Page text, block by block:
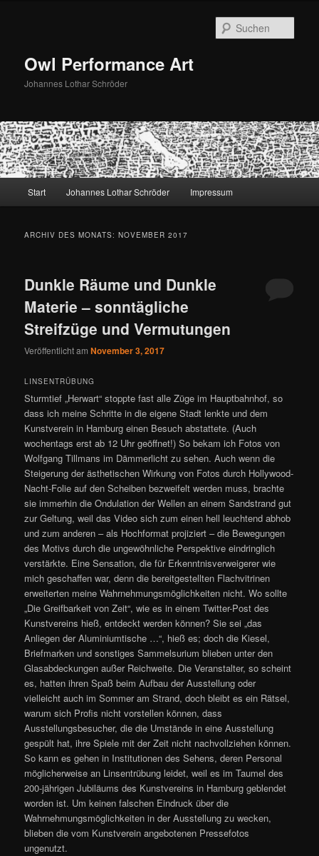
Owl Performance Art
Johannes Lothar Schröder
Start Johannes Lothar Schröder Impressum
ARCHIV DES MONATS:NOVEMBER 2017
Dunkle Räume und Dunkle
Materie – sonntägliche
Streifzüge und Vermutungen
Veröffentlicht amNovember 3, 2017
LINSENTRÜBUNG
Sturmtief „Herwart“ stoppte fast alle Züge im Hauptbahnhof, so
dass ich meine Schritte in die eigene Stadt lenkte und dem
Kunstverein in Hamburg einen Besuch abstattete. (Auch
wochentags erst ab 12 Uhr geöffnet!) So bekam ich Fotos von
Wolfgang Tillmans im Dämmerlicht zu sehen. Auch wenn die
Steigerung der ästhetischen Wirkung von Fotos durch Hollywood-
Nacht-Folie auf den Scheiben bezweifelt werden muss, brachte
sie immerhin die Ondulation der Wellen an einem Sandstrand gut
zur Geltung, weil das Video sich zum einen hell leuchtend abhob
und zum anderen – als Hochformat projiziert – die Bewegungen
des Motivs durch die ungewöhnliche Perspektive eindringlich
verstärkte. Eine Sensation, die für Erkenntnisverweigerer wie
mich geschaffen war, denn die bereitgestellten Flachvitrinen
erweiterten meine Wahrnehmungsmöglichkeiten nicht. Wo sollte
„Die Greifbarkeit von Zeit“, wie es in einem Twitter-Post des
Kunstvereins hieß, entdeckt werden können? Sie sei „das
Anliegen der Aluminiumtische …“, hieß es; doch die Kiesel,
Briefmarken und sonstiges Sammelsurium blieben unter den
Glasabdeckungen außer Reichweite. Die Veranstalter, so scheint
es, hatten ihren Spaß beim Aufbau der Ausstellung oder
vielleicht auch im Sommer am Strand, doch bleibt es ein Rätsel,
warum sich Profis nicht vorstellen können, dass
Ausstellungsbesucher, die die Umstände in eine Ausstellung
gespült hat, ihre Spiele mit der Zeit nicht nachvollziehen können.
So kann es gehen in Institutionen des Sehens, deren Personal
möglicherweise an Linsentrübung leidet, weil es im Taumel des
200-jährigen Jubiläums des Kunstvereins in Hamburg geblendet
worden ist. Um keinen falschen Eindruck über die
Wahrnehmungsmöglichkeiten in der Ausstellung zu wecken,
blieben die vom Kunstverein angebotenen Pressefotos
ungenutzt.